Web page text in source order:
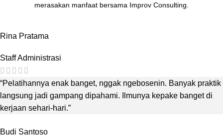
merasakan manfaat bersama Improv Consulting.
Rina Pratama
Staff Administrasi
“Pelatihannya enak banget, nggak ngebosenin. Banyak praktik
langsung jadi gampang dipahami. Ilmunya kepake banget di
kerjaan sehari-hari.”
Budi Santoso